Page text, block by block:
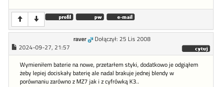
raver
Dołączył: 25 Lis 2008
2024-09-27, 21:57
Wymieniłem baterie na nowe, przetarłem styki, dodatkowo je odgiąłem
żeby lepiej dociskały baterię ale nadal brakuje jednej blendy w
porównaniu zarówno z MZ7 jak i z cyfrówką K3..